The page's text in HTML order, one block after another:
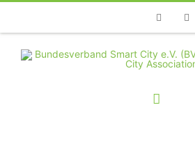
TelefonFacebook